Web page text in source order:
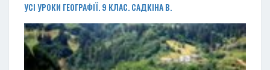
УСІ УРОКИ ГЕОГРАФІЇ. 9 КЛАС. САДКІНА В.